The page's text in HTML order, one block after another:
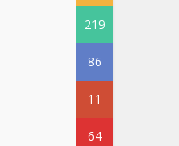
219
86
11
64